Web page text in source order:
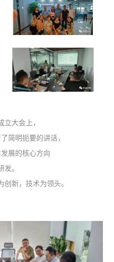
大会上，
简明扼要的讲话，
展的核心方向
。
新，技术为领头。